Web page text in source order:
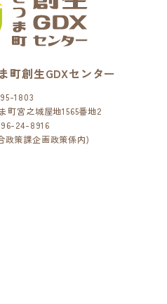
町創生GDXセンター
1803
町宮之城屋地1565番地2
24-8916
政策課企画政策係内)